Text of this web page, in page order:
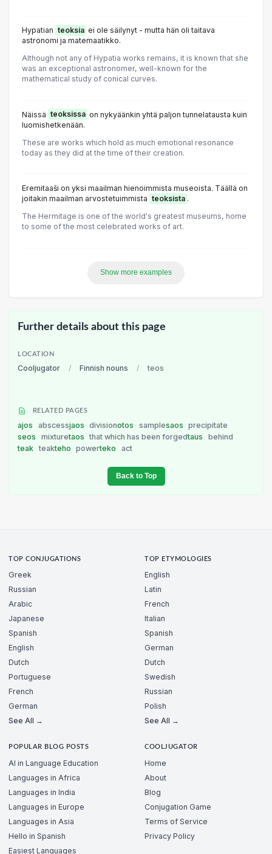
Hypatian teoksia ei ole säilynyt - mutta hän oli taitava
astronomi ja matemaatikko.
Although not any of Hypatia works remains, it is known that she
was an exceptional astronomer, well-known for the
mathematical study of conical curves.
Näissä teoksissa on nykyäänkin yhtä paljon tunnelatausta kuin
luomishetkenään.
These are works which hold as much emotional resonance
today as they did at the time of their creation.
Eremitaaši on yksi maailman hienoimmista museoista. Täällä on
joitakin maailman arvostetuimmista teoksista .
The Hermitage is one of the world's greatest museums, home
to some of the most celebrated works of art.
Show more examples
Further details about this page
LOCATION
Cooljugator / Finnish nouns / teos
RELATED PAGES
ajos abscessjaos divisionotos samplesaos
precipitate
seos
mixturetaos that which has been forgedtaus
behind
teak teakteho powerteko act
Back to Top
TOP CONJUGATIONS
Greek
Russian
Arabic
Japanese
Spanish
English
Dutch
Portuguese
French
German
See All →
TOP ETYMOLOGIES
English
Latin
French
Italian
Spanish
German
Dutch
Swedish
Russian
Polish
See All →
POPULAR BLOG POSTS
AI in Language Education
Languages in Africa
Languages in India
Languages in Europe
Languages in Asia
Hello in Spanish
Easiest Languages
COOLJUGATOR
Home
About
Blog
Conjugation Game
Terms of Service
Privacy Policy